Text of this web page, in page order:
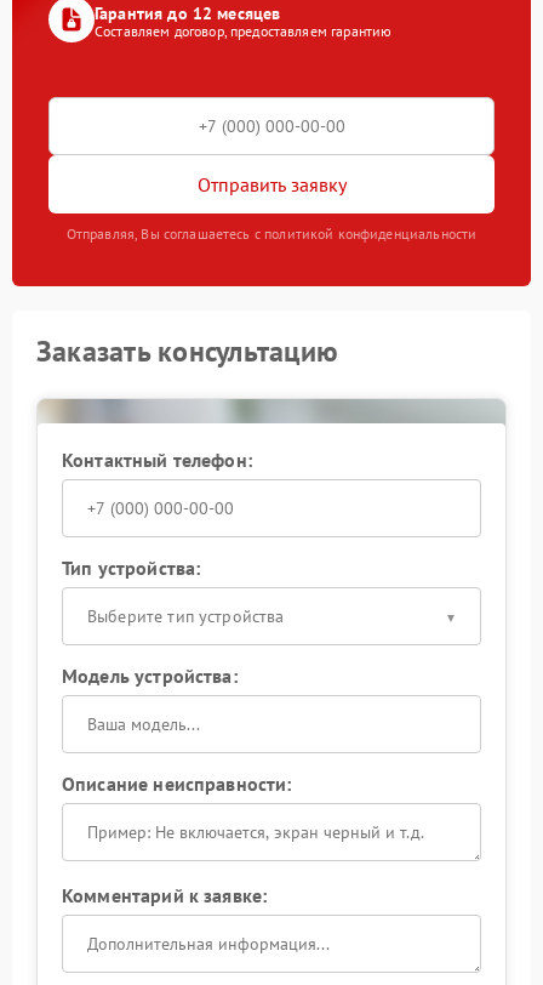
Гарантия до 12 месяцев
Составляем договор, предоставляем гарантию
Отправить заявку
Отправляя, Вы соглашаетесь с политикой конфиденциальности
Заказать консультацию
Контактный телефон:
Тип устройства:
Выберите тип устройства
Модель устройства:
Описание неисправности:
Комментарий к заявке: